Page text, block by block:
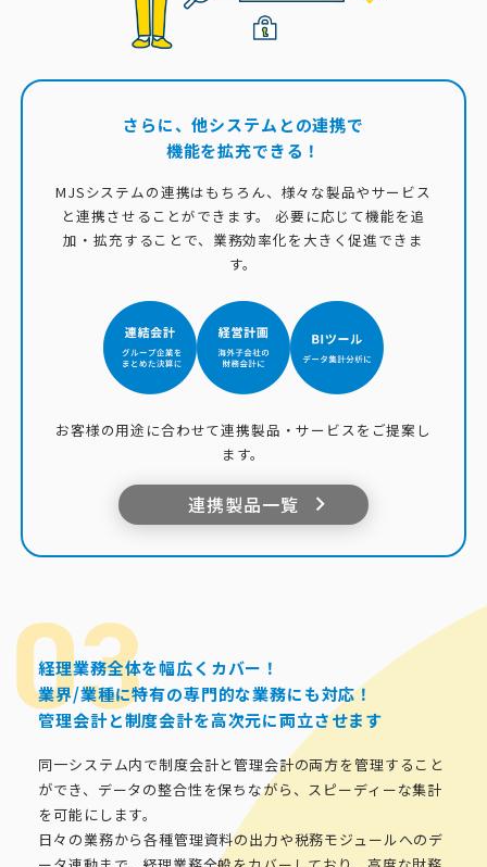
さらに、他システムとの連携で
機能を拡充できる！
MJSシステムの連携はもちろん、様々な製品やサービス
と連携させることができます。
必要に応じて機能を追
加・拡充することで、業務効率化を大きく促進できま
す。
お客様の用途に合わせて連携製品・サービスをご提案し
ます。
連携製品一覧
経理業務全体を幅広くカバー！
業界/業種に特有の専門的な業務にも対応！
管理会計と制度会計を高次元に両立させます
同一システム内で制度会計と管理会計の両方を管理すること
ができ、データの整合性を保ちながら、スピーディーな集計
を可能にします。
日々の業務から各種管理資料の出力や税務モジュールへのデ